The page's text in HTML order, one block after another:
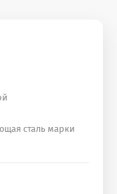
сталь марки